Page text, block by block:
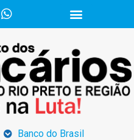
Banco do Brasil